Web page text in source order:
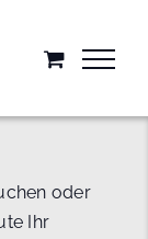
oder
Ihr